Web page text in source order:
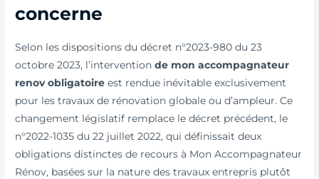
concerne
Selon les dispositions du décret n°2023-980 du 23
octobre 2023, l’interventionde mon accompagnateur
renov obligatoireest rendue inévitable exclusivement
pour les travaux de rénovation globale ou d’ampleur. Ce
changement législatif remplace le décret précédent, le
n°2022-1035 du 22 juillet 2022, qui définissait deux
obligations distinctes de recours à Mon Accompagnateur
Rénov, basées sur la nature des travaux entrepris plutôt